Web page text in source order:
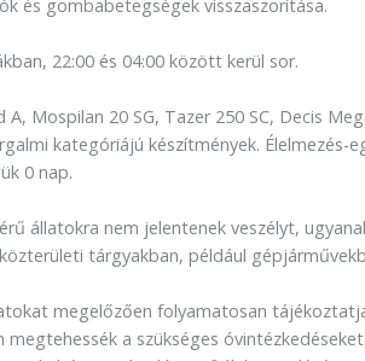
és gombabetegségek visszaszorítása.
22:00 és 04:00 között kerül sor.
Mospilan 20 SG, Tazer 250 SC, Decis
kategóriájú készítmények. Élelmezés-
0 nap.
állatokra nem jelentenek veszélyt,
tárgyakban, például
megelőzően folyamatosan
a szükséges